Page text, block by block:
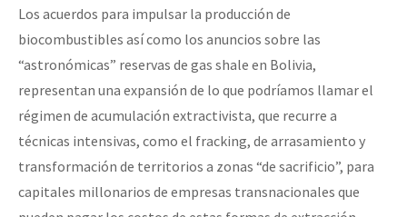
Los acuerdos para impulsar la producción de
biocombustibles así como los anuncios sobre las
“astronómicas” reservas de gas shale en Bolivia,
representan una expansión de lo que podríamos llamar el
régimen de acumulación extractivista, que recurre a
técnicas intensivas, como el fracking, de arrasamiento y
transformación de territorios a zonas “de sacrificio”, para
capitales millonarios de empresas transnacionales que